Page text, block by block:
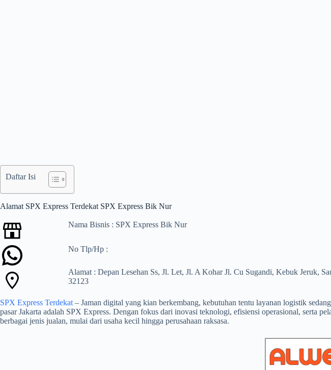
Daftar Isi
Alamat SPX Express Terdekat SPX Express Bik Nur
Nama Bisnis : SPX Express Bik Nur
No Tlp/Hp :
Alamat : Depan Lesehan Ss, Jl. Let, Jl. A Kohar Jl. Cu Sugandi, Kebuk Jeruk,
32123
SPX Express Terdekat – Jaman digital yang kian berkembang, kebutuhan tentu layanan logistik
pasar Jakarta adalah SPX Express. Dengan fokus dari inovasi teknologi, efisiensi operasional, serta
berbagai jenis jualan, mulai dari usaha kecil hingga perusahaan raksasa.